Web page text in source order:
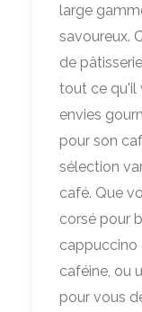
large
savoureux.
de
tout ce qu'il
envies
pour son
sélection
café. Que
corsé pour
cappuccino
caféine, ou
pour vous